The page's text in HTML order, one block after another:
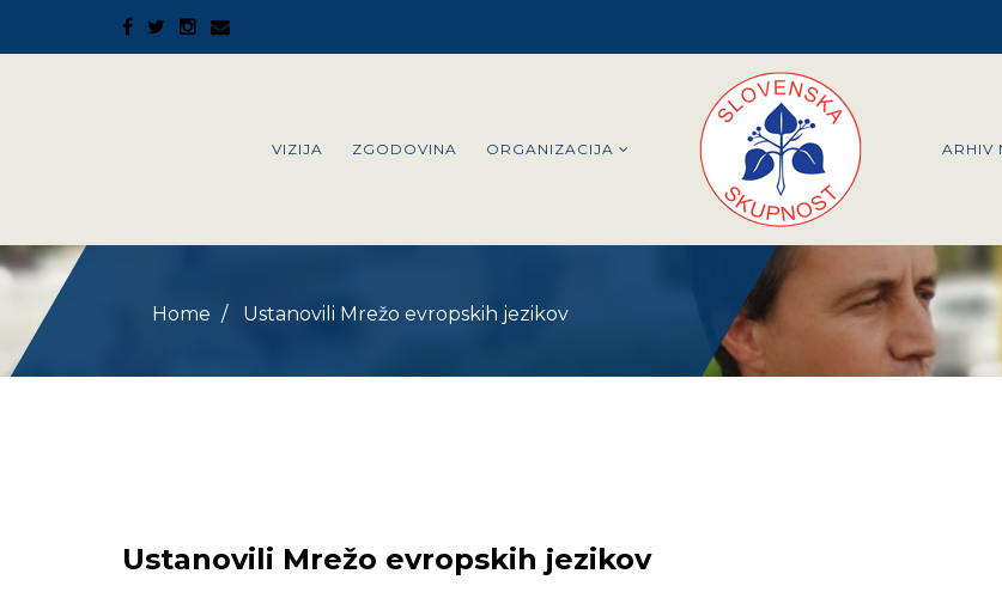
VIZIJA ZGODOVINA ORGANIZACIJA ARHIV
Home Ustanovili Mrežo evropskih jezikov
Ustanovili Mrežo evropskih jezikov